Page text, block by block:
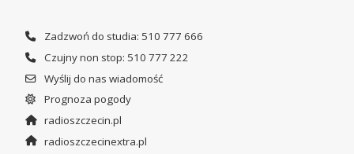
Zadzwoń do studia: 510 777 666
Czujny non stop: 510 777 222
Wyślij do nas wiadomość
Prognoza pogody
radioszczecin.pl
radioszczecinextra.pl